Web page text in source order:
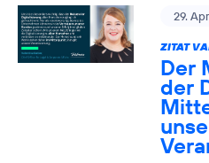
29.
ZITAT
Der
der